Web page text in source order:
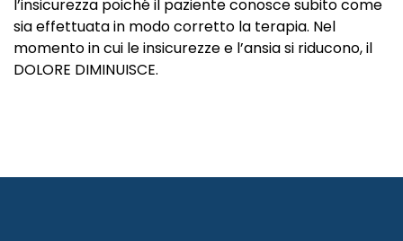
l’insicurezza poiché il paziente conosce subito come
sia effettuata in modo corretto la terapia. Nel
momento in cui le insicurezze e l’ansia si riducono, il
DOLORE DIMINUISCE.